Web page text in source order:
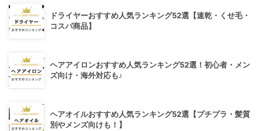
ドライヤーおすすめ人気ランキング52選【速乾・くせ毛・
コスパ商品】
ヘアアイロンおすすめ人気ランキング52選！初心者・メン
ズ向け・海外対応も♪
ヘアオイルおすすめ人気ランキング52選【プチプラ・髪質
別やメンズ向けも！】